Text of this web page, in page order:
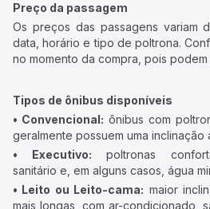
Preço da passagem
Os preços das passagens variam
data, horário e tipo de poltrona.
no momento da compra, pois
Tipos de ônibus disponíveis
• Convencional: ônibus com
geralmente possuem uma inclinação
• Executivo: poltronas
sanitário e, em alguns casos, água
• Leito ou Leito-cama: maior
mais longas, com ar-condicionado,